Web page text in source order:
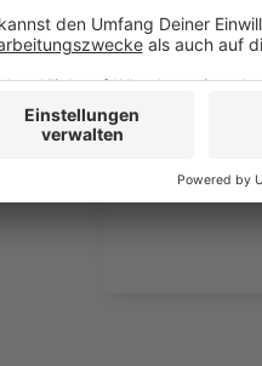
Anzeige
©Copyright
Die
Anzeige